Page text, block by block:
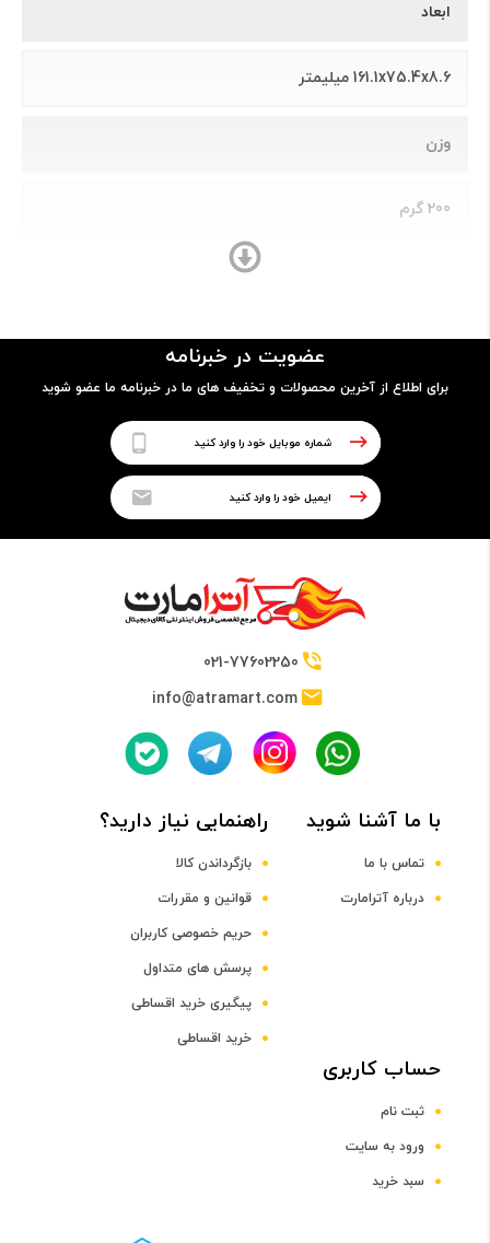
ابعاد
161.1x75.4x8.6 میلیمتر
وزن
200 گرم
جلو و پشت از شیشه (گوریلا گلس 5)
پردازنده
نوع پردازنده
Octa-core Kryo 260 Gold + Kryo 260 Silver
2.0 و 1.8 گیگاهرتز
صفحه نمایش
سایز صفحه نمایش
عضویت در خبرنامه
برای اطلاع از آخرین محصولات و تخفیف های ما در خبرنامه ما عضو شوید
021-77602250
info@atramart.com
با ما آشنا شوید
تماس با ما
درباره آترامارت
راهنمایی نیاز دارید؟
بازگرداندن کالا
قوانین و مقررات
حریم خصوصی کاربران
پرسش های متداول
پیگیری خرید اقساطی
خرید اقساطی
حساب کاربری
ثبت نام
ورود به سایت
سبد خرید